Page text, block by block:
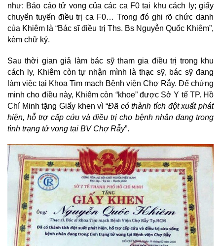
như: Báo cáo tử vong của các ca F0 tại khu cách ly; giấy
chuyển tuyến điều trị ca F0… Trong đó ghi rõ chức danh
của Khiêm là “Bác sĩ điều trị Ths. Bs Nguyễn Quốc Khiêm”,
kèm chữ ký.
Sau thời gian giả làm bác sỹ tham gia điều trị trong khu
cách ly, Khiêm còn tự nhận mình là thạc sỹ, bác sỹ đang
làm việc tại Khoa Tim mạch Bệnh viện Chợ Rẫy. Để chứng
minh cho điều này, Khiêm còn “khoe” được Sở Y tế TP. Hồ
Chí Minh tặng Giấy khen vì “Đã có thành tích đột xuất phát
hiện, hỗ trợ cấp cứu và điều trị cho bệnh nhân đang trong
tình trạng tử vong tại BV Chợ Rẫy”.